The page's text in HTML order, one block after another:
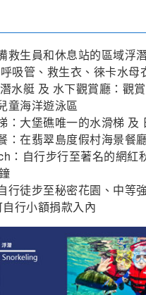
救生員和休息站的區域浮
吸管、救生衣、徠卡水母
水艇 及 水下觀賞廳：觀
童海洋遊泳區
：大堡礁唯一的水滑梯
：在翡翠島度假村海景餐
：自行步行至著名的網紅
行徒步至秘密花園、中等
行小額捐款入內